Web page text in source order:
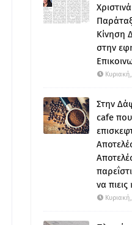
Κίνηση
στην
Στην
cafe
να πιεις